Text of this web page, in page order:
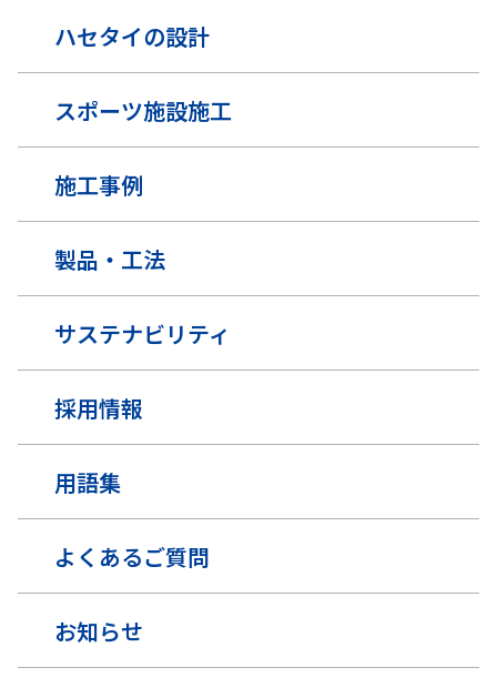
ハセタイの設計
スポーツ施設施工
施工事例
製品・工法
サステナビリティ
採用情報
用語集
よくあるご質問
お知らせ